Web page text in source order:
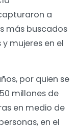
a
más buscados
mujeres en el
por quien se
millones de
en medio de
en el